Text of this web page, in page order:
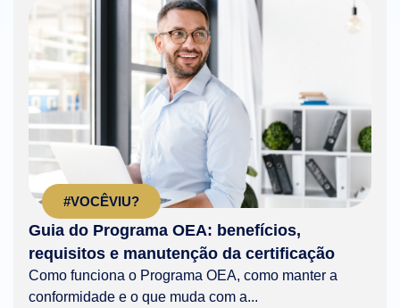
#VOCÊVIU?
Guia do Programa OEA: benefícios,
requisitos e manutenção da certificação
Como funciona o Programa OEA, como manter a
conformidade e o que muda com a...